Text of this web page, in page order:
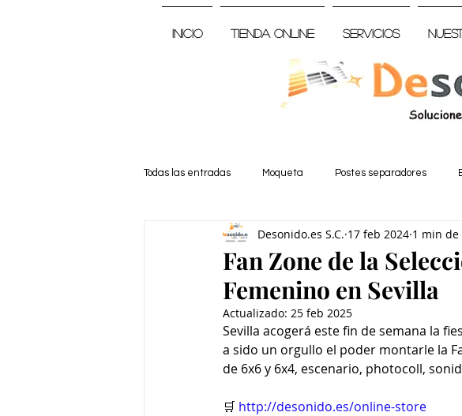
Inicio Tienda Online Servicios
Todas las entradas Moqueta Postes separadores
Fan Zone de la
Femenino en Sevilla
Desonido.es S.C. 17 feb 2024 1 min
Actualizado: 25 feb 2025
Sevilla acogerá este fin de semana la
a sido un orgullo el poder montarle la
de 6x6 y 6x4, escenario, photocoll,
🛒 http://desonido.es/online-store